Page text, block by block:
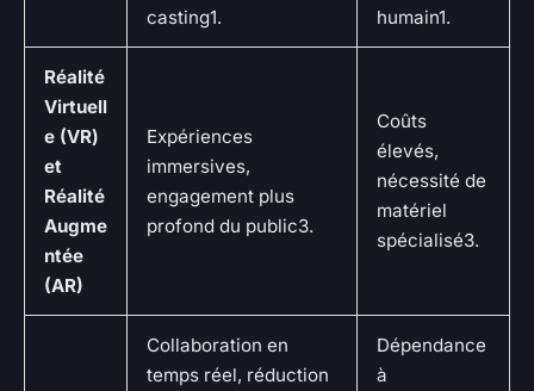
casting1. humain1.
Réalité
Virtuell
e (VR)
et
Réalité
Augme
ntée
(AR)
Expériences
immersives,
engagement plus
profond du public3.
Coûts
élevés,
nécessité de
matériel
spécialisé3.
Collaboration en
temps réel, réduction
Dépendance
à